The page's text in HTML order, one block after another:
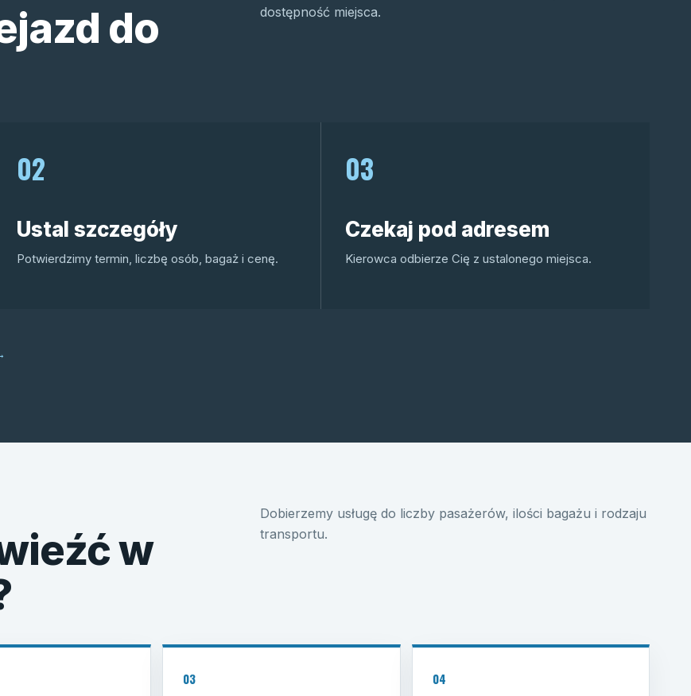
do
dostępność miejsca.
02
Ustal szczegóły
Potwierdzimy termin, liczbę osób, bagaż i cenę.
03
Czekaj pod adresem
Kierowca odbierze Cię z ustalonego miejsca.
w
Dobierzemy usługę do liczby pasażerów, ilości bagażu i rodzaju
transportu.
03 04